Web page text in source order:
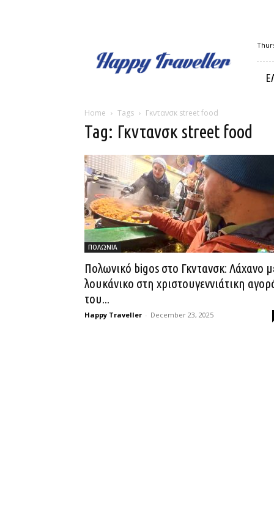
Traveller
Home Tags Γκντανσκ street food
Tag: Γκντανσκ street food
ΠΟΛΩΝΙΑ
Πολωνικό bigos στο Γκντανσκ: Λάχανο
λουκάνικο στη χριστουγεννιάτικη
του...
Happy Traveller - December 23, 2025